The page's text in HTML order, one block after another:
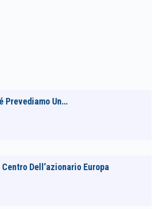
Prevediamo Un…
Dell’azionario Europa